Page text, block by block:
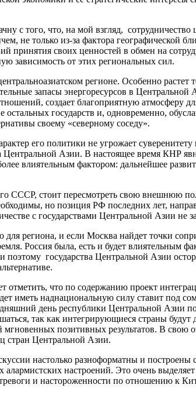
с того, что, на мой взгляд, сотрудничество
не только из-за фактора географической
принятия своих ценностей в обмен на
зависимость от этих региональных сил.
регионе. Особенно растет
запасы энергоресурсов в
создает благоприятную атмосферу
государств и, одновременно,
своему «северному соседу».
его политики не угрожает
Центральной Азии. В настоящее время КНР
влиятельным фактором: дальнейшее
СССР, стоит пересмотреть свою внешнюю
но позиция РФ последних лет,
с государствами Центральной Азии не
для региона, и если Москва найдет точки
Россия была, есть и будет влиятельным
государства Центральной Азии
отметить, что по содержанию проект
иметь наднациональную силу ставит под
день республики Центральной Азии
так как интегрирующиеся страны будут
позитивных результатов. В свою
стран Центральной Азии.
настолько разноформатны и
настроений. Это очень
и настороженности по отношению к